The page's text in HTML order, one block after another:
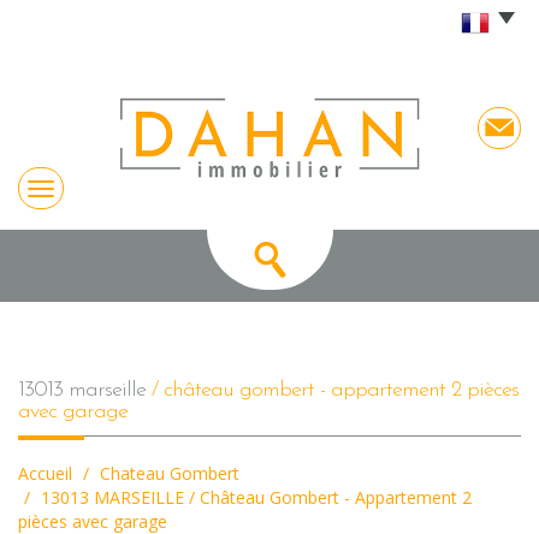
13013 marseille / château gombert - appartement 2 pièces
avec garage
Accueil
Chateau Gombert
13013 MARSEILLE / Château Gombert - Appartement 2
pièces avec garage